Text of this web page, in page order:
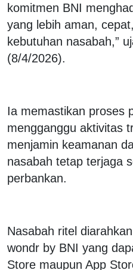
komitmen BNI
yang lebih aman,
kebutuhan nasabah,”
(8/4/2026).
Ia memastikan proses
mengganggu aktivitas
menjamin keamanan
nasabah tetap terjaga
perbankan.
Nasabah ritel
wondr by BNI yang
Store maupun App